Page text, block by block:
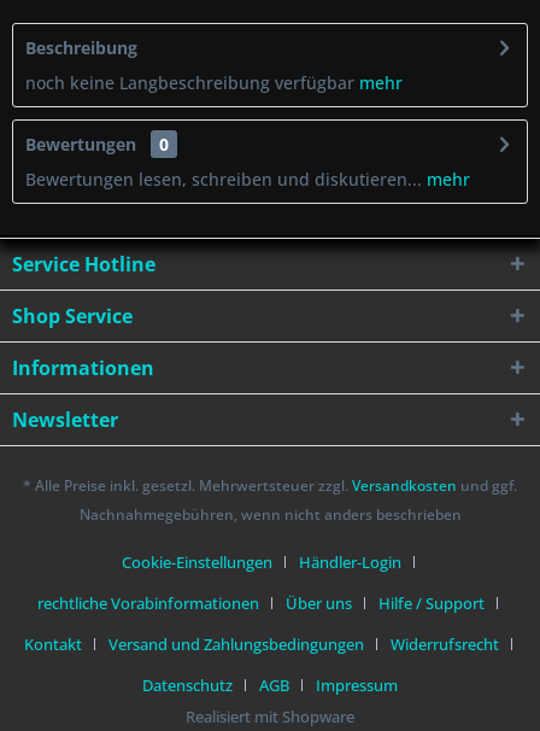
Beschreibung
noch keine Langbeschreibung verfügbar mehr
Bewertungen
0
Bewertungen lesen, schreiben und diskutieren... mehr
Service Hotline
Shop Service
Informationen
Newsletter
* Alle Preise inkl. gesetzl. Mehrwertsteuer zzgl. Versandkosten und ggf.
Nachnahmegebühren, wenn nicht anders beschrieben
Cookie-Einstellungen
Händler-Login
rechtliche Vorabinformationen
Über uns
Hilfe / Support
Kontakt
Versand und Zahlungsbedingungen
Widerrufsrecht
Datenschutz
AGB
Impressum
Realisiert mit Shopware